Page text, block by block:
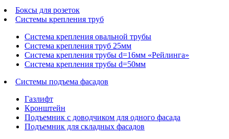
Боксы для розеток
Системы крепления труб
Система крепления овальной трубы
Система крепления труб 25мм
Система крепления трубы d=16мм «Рейлинга»
Система крепления трубы d=50мм
Системы подъема фасадов
Газлифт
Кронштейн
Подъемник с доводчиком для одного фасада
Подъемник для складных фасадов